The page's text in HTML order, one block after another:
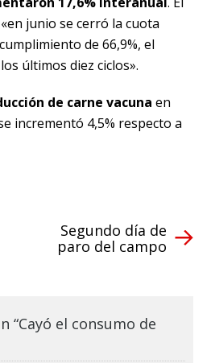
junio se cerró la cuota
de 66,9%, el
últimos diez ciclos».
de carne vacuna en
incrementó 4,5% respecto a
Segundo día de
paro del campo
“Cayó el consumo de